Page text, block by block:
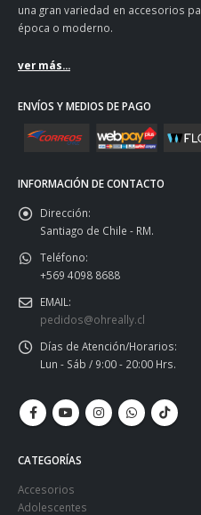
una gran variedad en accesorios
época o moderno.
ver más...
ENVÍOS Y MEDIOS DE PAGO
INFORMACIÓN DE CONTACTO
Dirección:
Santiago de Chile - RM.
Teléfono:
+569 4098 8688
EMAIL:
pedidos@ohreally.cl
Días de Atención/Horarios:
Lun - Sáb / 9:00 - 20:00 Hrs.
CATEGORÍAS
Accesorios
Adolescentes